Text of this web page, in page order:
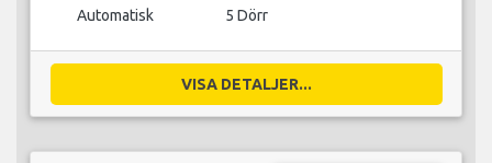
Automatisk 5 Dörr
VISA DETALJER...